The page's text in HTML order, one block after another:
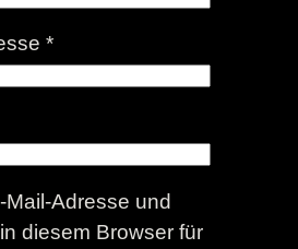
*
Mail-Adresse und
diesem Browser für